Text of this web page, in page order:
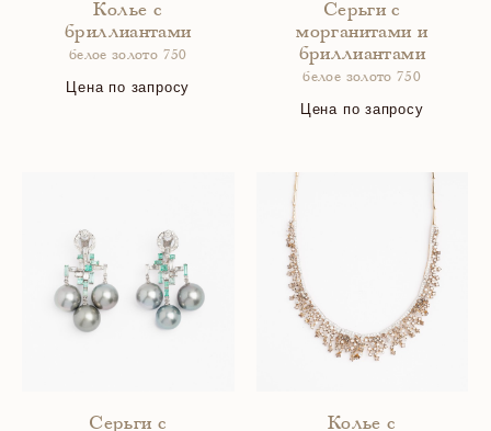
Колье с
бриллиантами
белое золото 750
Цена по запросу
Серьги с
морганитами и
бриллиантами
белое золото 750
Цена по запросу
Серьги с
Колье с